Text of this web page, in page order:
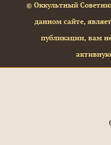
© Оккультный
данном сайте,
публикации, вам